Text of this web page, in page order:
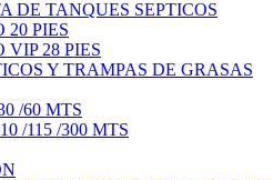
DE TANQUES SEPTICOS
20 PIES
VIP 28 PIES
Y TRAMPAS DE GRASAS
/60 MTS
/115 /300 MTS